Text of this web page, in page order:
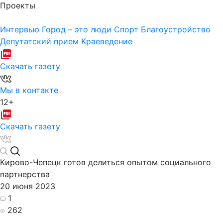
Проекты
Интервью Город – это люди Спорт Благоустройство
Депутатский прием Краеведение
Скачать газету
Мы в контакте
12+
Скачать газету
Кирово-Чепецк готов делиться опытом социального
партнерства
20 июня 2023
1
262